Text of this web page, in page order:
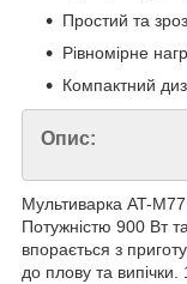
Простий та
Рівномірне
Компактний
Опис:
Мультиварка AT-
Потужністю 900 Вт
впорається з
до плову та